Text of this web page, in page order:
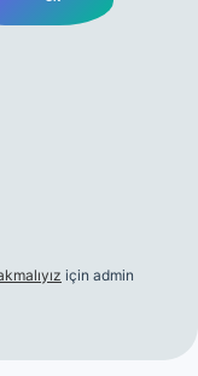
için admin